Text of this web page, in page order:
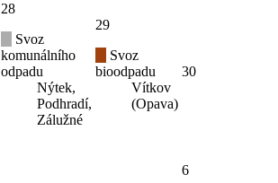
28
Svoz
komunálního
odpadu
Nýtek,
Podhradí,
Zálužné
29
Svoz
bioodpadu
Vítkov
(Opava)
30
6